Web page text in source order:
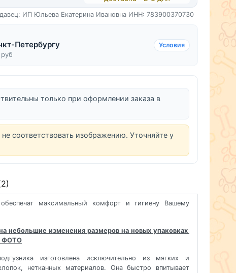
ИП Юльева Екатерина Ивановна ИНН: 783900370730
Петербургу Условия
только при оформлении заказа в
соответствовать изображению. Уточняйте у
обеспечат максимальный комфорт и гигиену Вашему
небольшие изменения размеров на новых упаковках
ФОТО
изготовлена исключительно из мягких и
нетканных материалов. Она быстро впитывает